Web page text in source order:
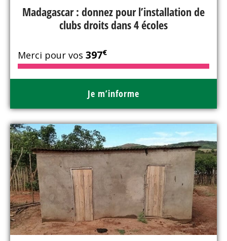
Madagascar : donnez pour l’installation de
clubs droits dans 4 écoles
Merci pour vos 397€
Je m’informe